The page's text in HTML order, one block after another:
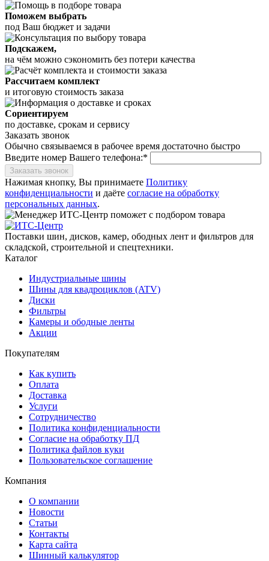
Поможем выбрать
под Ваш бюджет и задачи
Подскажем,
на чём можно сэкономить без потери качества
Рассчитаем комплект
и итоговую стоимость заказа
Сориентируем
по доставке, срокам и сервису
Заказать звонок
Обычно связываемся в рабочее время достаточно быстро
Введите номер Вашего телефона:*
Заказать звонок
Нажимая кнопку, Вы принимаете Политику
конфиденциальности и даёте согласие на обработку
персональных данных.
Поставки шин, дисков, камер, ободных лент и фильтров для
складской, строительной и спецтехники.
Каталог
Индустриальные шины
Шины для квадроциклов (ATV)
Диски
Фильтры
Камеры и ободные ленты
Акции
Покупателям
Как купить
Оплата
Доставка
Услуги
Сотрудничество
Политика конфиденциальности
Согласие на обработку ПД
Политика файлов куки
Пользовательское соглашение
Компания
О компании
Новости
Статьи
Контакты
Карта сайта
Шинный калькулятор